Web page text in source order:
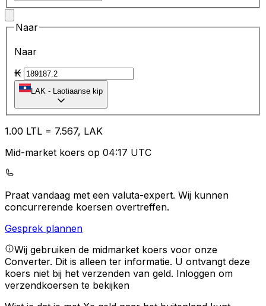
Naar
Naar
₭
LAK - Laotiaanse kip
1.00 LTL = 7.567, LAK
Mid-market koers op 04:17 UTC
Praat vandaag met een valuta-expert. Wij kunnen
concurrerende koersen overtreffen.
Gesprek plannen
Wij gebruiken de midmarket koers voor onze
Converter. Dit is alleen ter informatie. U ontvangt deze
koers niet bij het verzenden van geld. Inloggen om
verzendkoersen te bekijken